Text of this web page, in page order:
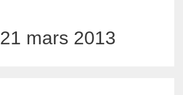
21 mars 2013